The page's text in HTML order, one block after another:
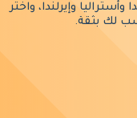
وإيرلندا، واختر
لك بثقة.